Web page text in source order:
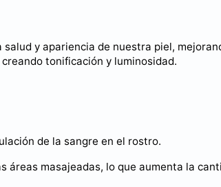
y apariencia de nuestra piel,
tonificación y luminosidad.
de la sangre en el rostro.
áreas masajeadas, lo que aumenta la